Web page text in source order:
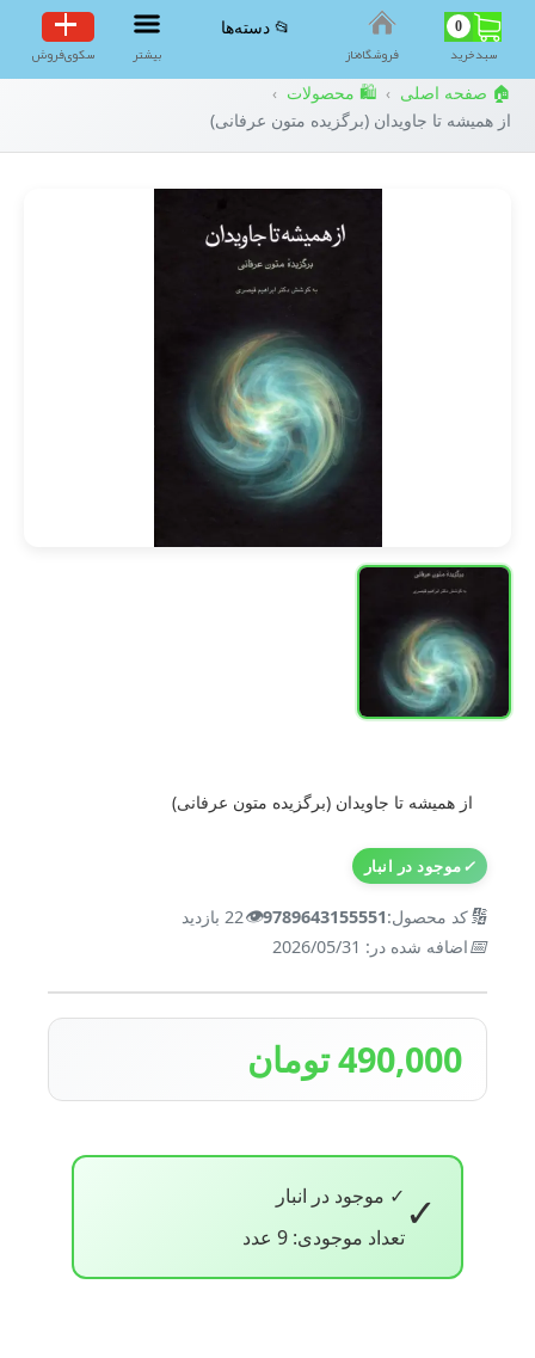
0
سبد‌خرید فروشگاه‌ناز
📂 دسته‌ها
بیشتر سکوی‌فروش
🏠 صفحه اصلی › 🛍️ محصولات ›
از همیشه تا جاویدان (برگزیده متون عرفانی)
از همیشه تا جاویدان (برگزیده متون عرفانی)
✓موجود در انبار
🔢کد محصول:9789643155551
👁️22 بازدید
📅اضافه شده در: 2026/05/31
490,000 تومان
✓ ✓ موجود در انبار
تعداد موجودی: 9 عدد